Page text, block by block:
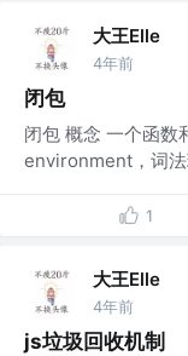
大王Elle
4年前
闭包
闭包 概念 一个函数
environment，词法
1
大王Elle
4年前
js垃圾回收机制